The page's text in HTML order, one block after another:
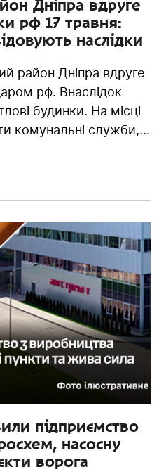
Дніпра вдруге
рф 17 травня:
наслідки
район Дніпра вдруге
рф. Внаслідок
будинки. На місці
комунальні служби,...
підприємство
насосну
ворога